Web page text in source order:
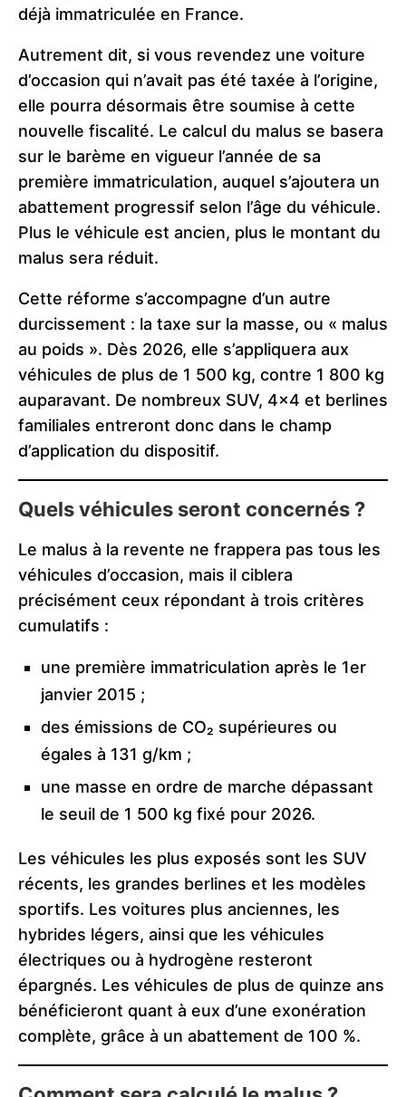
déjà immatriculée en France.
Autrement dit, si vous revendez une voiture
d’occasion qui n’avait pas été taxée à l’origine,
elle pourra désormais être soumise à cette
nouvelle fiscalité. Le calcul du malus se basera
sur le barème en vigueur l’année de sa
première immatriculation, auquel s’ajoutera un
abattement progressif selon l’âge du véhicule.
Plus le véhicule est ancien, plus le montant du
malus sera réduit.
Cette réforme s’accompagne d’un autre
durcissement : la taxe sur la masse, ou « malus
au poids ». Dès 2026, elle s’appliquera aux
véhicules de plus de 1 500 kg, contre 1 800 kg
auparavant. De nombreux SUV, 4×4 et berlines
familiales entreront donc dans le champ
d’application du dispositif.
Quels véhicules seront concernés ?
Le malus à la revente ne frappera pas tous les
véhicules d’occasion, mais il ciblera
précisément ceux répondant à trois critères
cumulatifs :
une première immatriculation après le 1er
janvier 2015 ;
des émissions de CO₂ supérieures ou
égales à 131 g/km ;
une masse en ordre de marche dépassant
le seuil de 1 500 kg fixé pour 2026.
Les véhicules les plus exposés sont les SUV
récents, les grandes berlines et les modèles
sportifs. Les voitures plus anciennes, les
hybrides légers, ainsi que les véhicules
électriques ou à hydrogène resteront
épargnés. Les véhicules de plus de quinze ans
bénéficieront quant à eux d’une exonération
complète, grâce à un abattement de 100 %.